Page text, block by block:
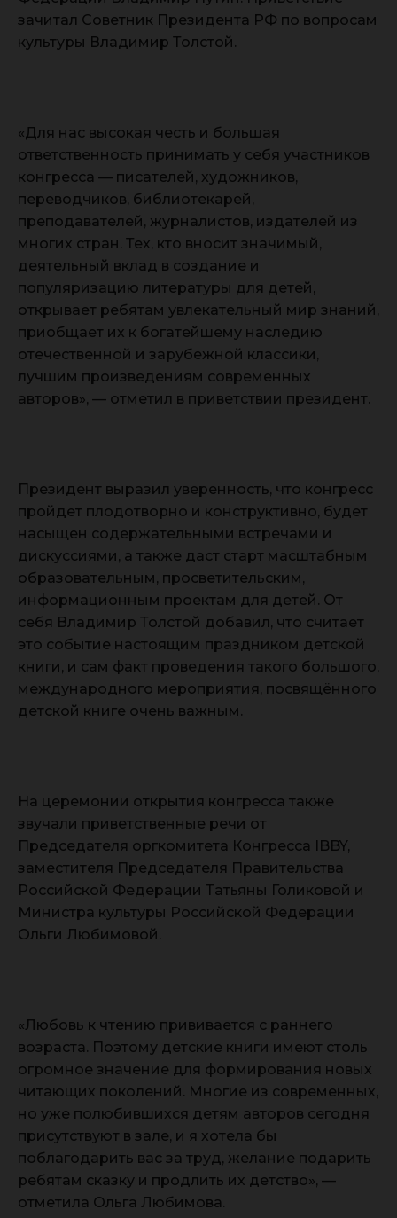
зачитал Советник Президента РФ по вопросам
культуры Владимир Толстой.
«Для нас высокая честь и большая
ответственность принимать у себя участников
конгресса — писателей, художников,
переводчиков, библиотекарей,
преподавателей, журналистов, издателей из
многих стран. Тех, кто вносит значимый,
деятельный вклад в создание и
популяризацию литературы для детей,
открывает ребятам увлекательный мир знаний,
приобщает их к богатейшему наследию
отечественной и зарубежной классики,
лучшим произведениям современных
авторов», — отметил в приветствии президент.
Президент выразил уверенность, что конгресс
пройдет плодотворно и конструктивно, будет
насыщен содержательными встречами и
дискуссиями, а также даст старт масштабным
образовательным, просветительским,
информационным проектам для детей. От
себя Владимир Толстой добавил, что считает
это событие настоящим праздником детской
книги, и сам факт проведения такого большого,
международного мероприятия, посвящённого
детской книге очень важным.
На церемонии открытия конгресса также
звучали приветственные речи от
Председателя оргкомитета Конгресса IBBY,
заместителя Председателя Правительства
Российской Федерации Татьяны Голиковой и
Министра культуры Российской Федерации
Ольги Любимовой.
«Любовь к чтению прививается с раннего
возраста. Поэтому детские книги имеют столь
огромное значение для формирования новых
читающих поколений. Многие из современных,
но уже полюбившихся детям авторов сегодня
присутствуют в зале, и я хотела бы
поблагодарить вас за труд, желание подарить
ребятам сказку и продлить их детство», —
отметила Ольга Любимова.